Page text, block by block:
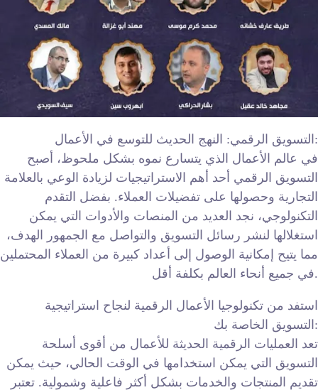
التسويق الرقمي: النهج الحديث للتوسع في الأعمال:
في عالم الأعمال الذي يتسارع نموه بشكل ملحوظ، أصبح
التسويق الرقمي أحد أهم الاستراتيجيات لزيادة الوعي بالعلامة
التجارية وحصولها على تفضيلات العملاء. بفضل التقدم
التكنولوجي، نجد العديد من المنصات والأدوات التي يمكن
استغلالها لنشر رسائل التسويق والتواصل مع الجمهور الهدف،
مما يتيح إمكانية الوصول إلى أعداد كبيرة من العملاء المحتملين
في جميع أنحاء العالم بكلفة أقل.
استفد من تكنولوجيا الأعمال الرقمية لنجاح استراتيجية
التسويق الخاصة بك:
تعد العمليات الرقمية الحديثة للأعمال من أقوى أسلحة
التسويق التي يمكن استخدامها في الوقت الحالي، حيث يمكن
تقديم المنتجات والخدمات بشكل أكثر فاعلية وشمولية. تعتبر